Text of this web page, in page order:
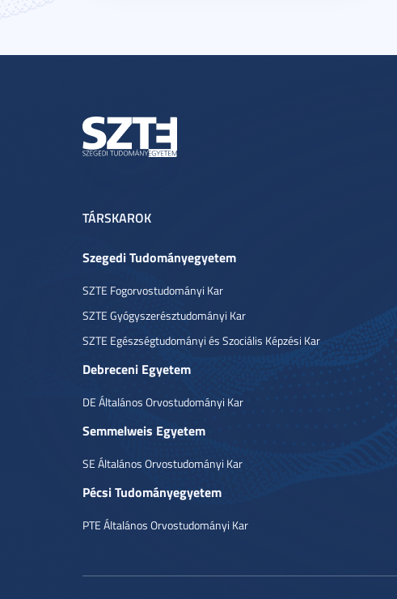
TÁRSKAROK
Szegedi Tudományegyetem
SZTE Fogorvostudományi Kar
SZTE Gyógyszerésztudományi Kar
SZTE Egészségtudományi és Szociális Képzési Kar
Debreceni Egyetem
DE Általános Orvostudományi Kar
Semmelweis Egyetem
SE Általános Orvostudományi Kar
Pécsi Tudományegyetem
PTE Általános Orvostudományi Kar